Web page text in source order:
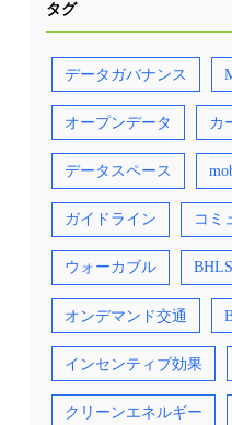
タグ
データガバナンス
オープンデータ カ
データスペース
ガイドライン コミ
ウォーカブル BHLS
オンデマンド交通
インセンティブ効果
クリーンエネルギー